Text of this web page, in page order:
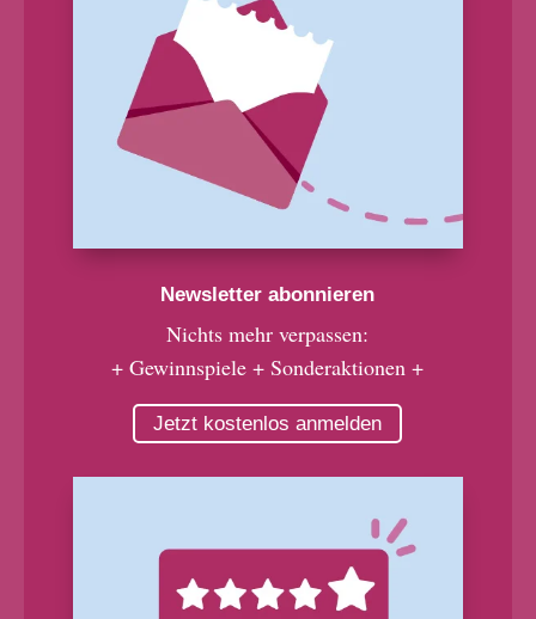
Newsletter abonnieren
Nichts mehr verpassen:
+ Gewinnspiele + Sonderaktionen +
Jetzt kostenlos anmelden